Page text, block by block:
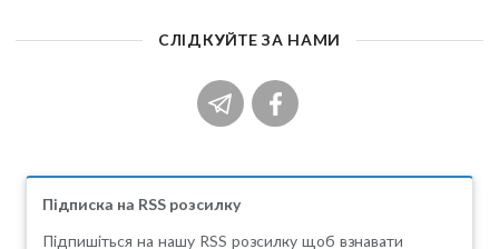
СЛІДКУЙТЕ ЗА НАМИ
Підписка на RSS розсилку
Підпишіться на нашу RSS розсилку щоб взнавати